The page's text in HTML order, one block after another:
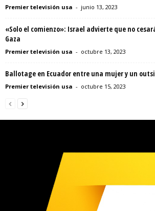
Premier televisión usa - junio 13, 2023
«Solo el comienzo»: Israel advierte que no
Gaza
Premier televisión usa - octubre 13, 2023
Ballotage en Ecuador entre una mujer y un
Premier televisión usa - octubre 15, 2023